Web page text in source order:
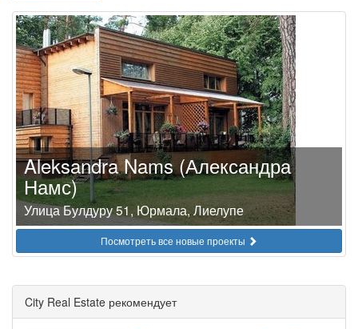
Aleksandra Nams (Александра
Намс)
Улица Булдуру 51, Юрмала, Лиелупе
Посмотреть все новые проекты
City Real Estate рекомендует